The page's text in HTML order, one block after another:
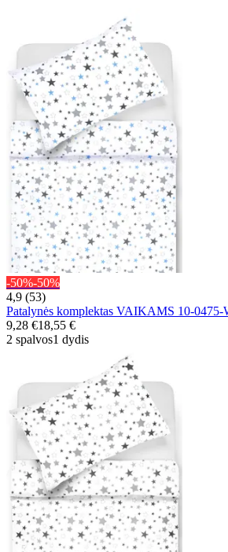
-50%-50%
4,9 (53)
Patalynės komplektas VAIKAMS 10-
9,28 €18,55 €
2 spalvos1 dydis